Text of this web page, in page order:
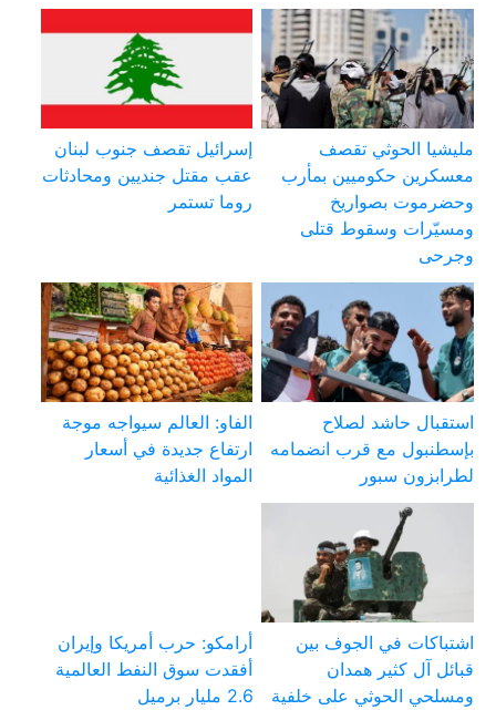
مليشيا الحوثي تقصف
معسكرين حكوميين بمأرب
وحضرموت بصواريخ
ومسيّرات وسقوط قتلى
وجرحى
إسرائيل تقصف جنوب لبنان
عقب مقتل جنديين ومحادثات
روما تستمر
استقبال حاشد لصلاح
بإسطنبول مع قرب انضمامه
لطرابزون سبور
الفاو: العالم سيواجه موجة
ارتفاع جديدة في أسعار
المواد الغذائية
اشتباكات في الجوف بين
قبائل آل كثير همدان
ومسلحي الحوثي على خلفية
أرامكو: حرب أمريكا وإيران
أفقدت سوق النفط العالمية
2.6 مليار برميل